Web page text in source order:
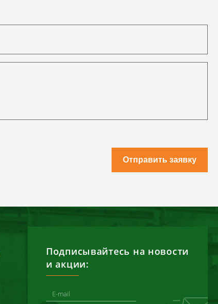
Отправить заявку
Подписывайтесь на новости
и акции: